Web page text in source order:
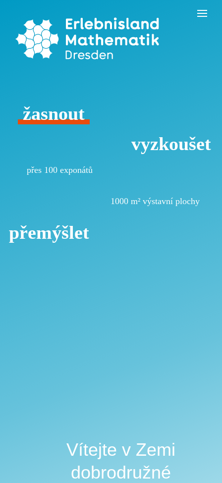
content
žasnout
vyzkoušet
přemýšlet
1000 m² výstavní plochy
přes 100 exponátů
Vítejte v Zemi
dobrodružné